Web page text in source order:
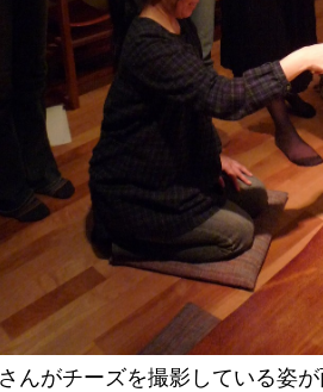
んがチーズを撮影している姿